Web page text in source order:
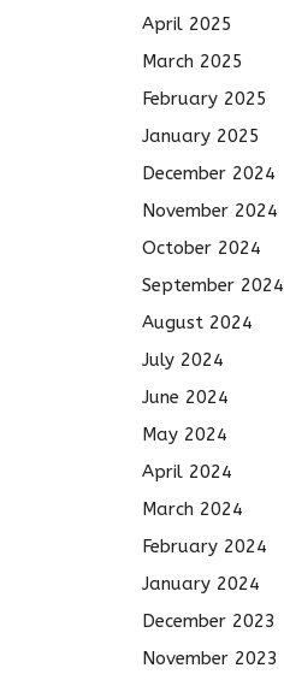
April 2025
March 2025
February 2025
January 2025
December 2024
November 2024
October 2024
September 2024
August 2024
July 2024
June 2024
May 2024
April 2024
March 2024
February 2024
January 2024
December 2023
November 2023